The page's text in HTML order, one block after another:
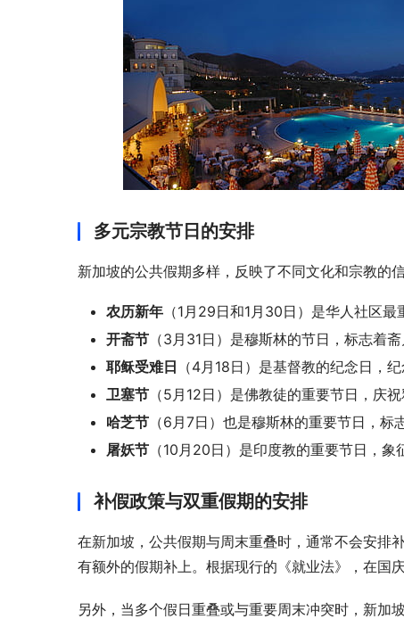
多元宗教节日的安排
新加坡的公共假期多样，反映了不同文化和宗教的
农历新年 （1月29日和1月30日）是华人社区
开斋节 （3月31日）是穆斯林的节日，标志着
耶稣受难日 （4月18日）是基督教的纪念日，
卫塞节 （5月12日）是佛教徒的重要节日，庆
哈芝节 （6月7日）也是穆斯林的重要节日，标
屠妖节 （10月20日）是印度教的重要节日，象
补假政策与双重假期的安排
在新加坡，公共假期与周末重叠时，通常不会安
有额外的假期补上。根据现行的《就业法》，在国
另外，当多个假日重叠或与重要周末冲突时，新加